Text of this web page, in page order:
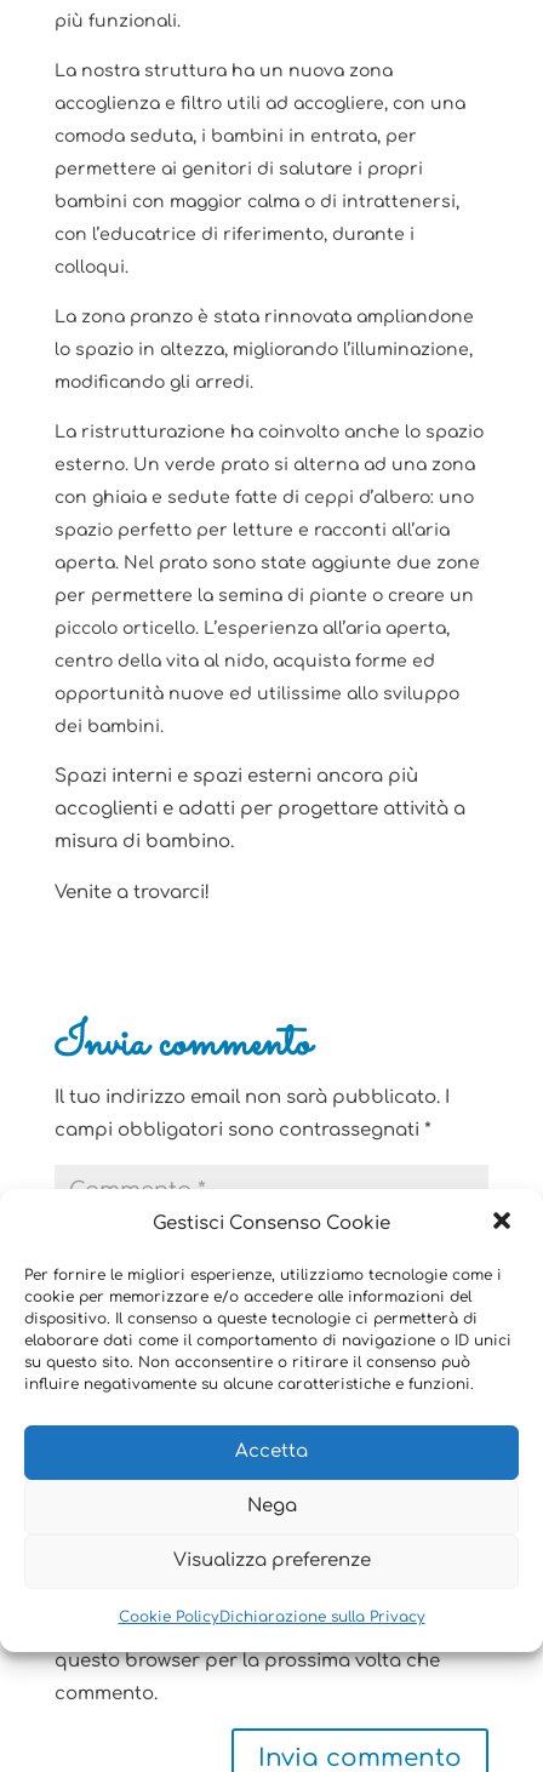
Gestisci Consenso Cookie
Per fornire le migliori esperienze, utilizziamo tecnologie come i
cookie per memorizzare e/o accedere alle informazioni del
dispositivo. Il consenso a queste tecnologie ci permetterà di
elaborare dati come il comportamento di navigazione o ID unici
su questo sito. Non acconsentire o ritirare il consenso può
influire negativamente su alcune caratteristiche e funzioni.
Accetta
Nega
Visualizza preferenze
Cookie PolicyDichiarazione sulla Privacy
più funzionali.
La nostra struttura ha un nuova zona
accoglienza e filtro utili ad accogliere, con una
comoda seduta, i bambini in entrata, per
permettere ai genitori di salutare i propri
bambini con maggior calma o di intrattenersi,
con l’educatrice di riferimento, durante i
colloqui.
La zona pranzo è stata rinnovata ampliandone
lo spazio in altezza, migliorando l’illuminazione,
modificando gli arredi.
La ristrutturazione ha coinvolto anche lo spazio
esterno. Un verde prato si alterna ad una zona
con ghiaia e sedute fatte di ceppi d’albero: uno
spazio perfetto per letture e racconti all’aria
aperta. Nel prato sono state aggiunte due zone
per permettere la semina di piante o creare un
piccolo orticello. L’esperienza all’aria aperta,
centro della vita al nido, acquista forme ed
opportunità nuove ed utilissime allo sviluppo
dei bambini.
Spazi interni e spazi esterni ancora più
accoglienti e adatti per progettare attività a
misura di bambino.
Venite a trovarci!
Invia commento
Il tuo indirizzo email non sarà pubblicato. I
campi obbligatori sono contrassegnati *
Salva il mio nome, email e sito web in
questo browser per la prossima volta che
commento.